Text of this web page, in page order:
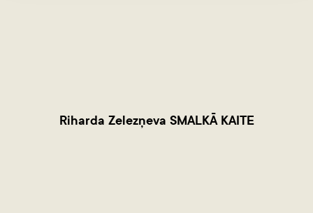
Riharda Zelezņeva SMALKĀ KAITE